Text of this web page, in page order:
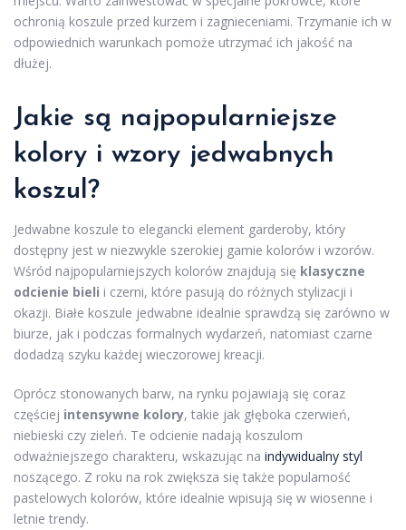
ochronią koszule przed kurzem i zagnieceniami. Trzymanie ich w
odpowiednich warunkach pomoże utrzymać ich jakość na
dłużej.
Jakie są najpopularniejsze
kolory i wzory jedwabnych
koszul?
Jedwabne koszule to elegancki element garderoby, który
dostępny jest w niezwykle szerokiej gamie kolorów i wzorów.
Wśród najpopularniejszych kolorów znajdują się klasyczne
odcienie bieli i czerni, które pasują do różnych stylizacji i
okazji. Białe koszule jedwabne idealnie sprawdzą się zarówno w
biurze, jak i podczas formalnych wydarzeń, natomiast czarne
dodadzą szyku każdej wieczorowej kreacji.
Oprócz stonowanych barw, na rynku pojawiają się coraz
częściej intensywne kolory, takie jak głęboka czerwień,
niebieski czy zieleń. Te odcienie nadają koszulom
odważniejszego charakteru, wskazując na indywidualny styl
noszącego. Z roku na rok zwiększa się także popularność
pastelowych kolorów, które idealnie wpisują się w wiosenne i
letnie trendy.